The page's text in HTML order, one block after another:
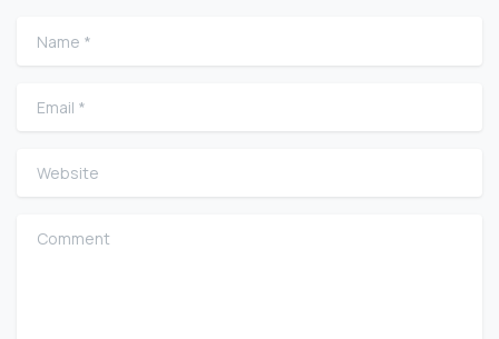
Name
Email
Website
Comment